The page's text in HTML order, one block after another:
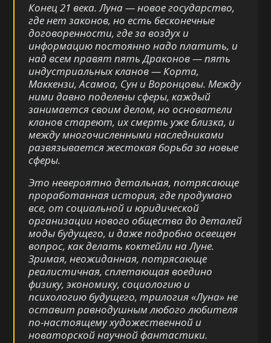
Конец 21 века. Луна — новое государство,
где нет законов, но есть бесконечные
договоренности, где за воздух и
информацию постоянно надо платить, и
над всем правят пять Драконов — пять
индустриальных кланов — Корта,
Маккензи, Асамоа, Сун и Воронцовы. Между
ними давно поделены сферы, каждый
занимается своим делом, но основатели
кланов стареют, их смерть уже близка, и
между многочисленными наследниками
развязывается жестокая борьба за новые
сферы.
Это невероятно детальная, потрясающе
проработанная история, где продумано
все, от социальной и юридической
организации нового общества до деталей
моды будущего, и даже подробно освещен
вопрос, как делать коктейли на Луне.
Зримая, неожиданная, потрясающе
реалистичная, сплетающая воедино
физику, экономику, социологию и
психологию будущего, трилогия «Луна» не
оставит равнодушным любого любителя
по-настоящему художественной и
новаторской научной фантастики.